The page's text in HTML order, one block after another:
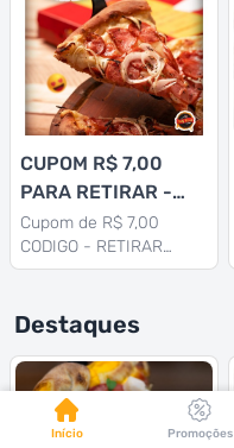
CUPOM R$ 7,00
PARA RETIRAR -
Leia as Regrinhas
Cupom de R$ 7,00
CODIGO - RETIRAR
Válido P/PEDIDOS
pedimos até 20 min.
Destaques
Início Promoções